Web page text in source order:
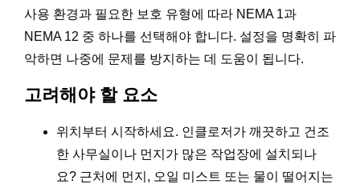
사용 환경과 필요한 보호 유형에 따라 NEMA 1과
NEMA 12 중 하나를 선택해야 합니다. 설정을 명확히 파
악하면 나중에 문제를 방지하는 데 도움이 됩니다.
고려해야 할 요소
위치부터 시작하세요. 인클로저가 깨끗하고 건조
한 사무실이나 먼지가 많은 작업장에 설치되나
요? 근처에 먼지, 오일 미스트 또는 물이 떨어지는